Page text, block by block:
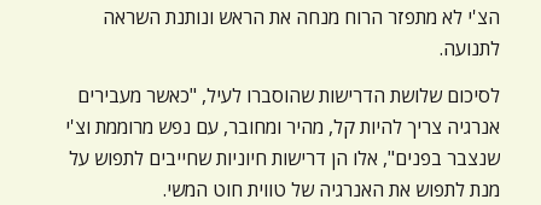
הצ'י לא מתפזר הרוח מנחה את הראש ונותנת השראה
לתנועה.
לסיכום שלושת הדרישות שהוסברו לעיל, "כאשר מעבירים
אנרגיה צריך להיות קל, מהיר ומחובר, עם נפש מרוממת וצ'י
שנצבר בפנים", אלו הן דרישות חיוניות שחייבים לתפוש על
מנת לתפוש את האנרגיה של טווית חוט המשי.